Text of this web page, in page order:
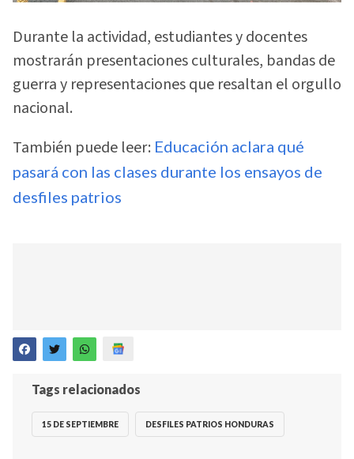
Durante la actividad, estudiantes y docentes
mostrarán presentaciones culturales, bandas de
guerra y representaciones que resaltan el orgullo
nacional.
También puede leer: Educación aclara qué
pasará con las clases durante los ensayos de
desfiles patrios
Tags relacionados
15 DE SEPTIEMBRE DESFILES PATRIOS HONDURAS